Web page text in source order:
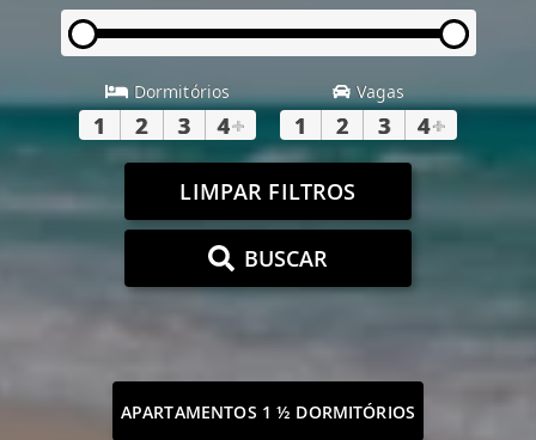
Dormitórios
1 2 3 4+
Vagas
1 2 3 4+
LIMPAR FILTROS
BUSCAR
APARTAMENTOS 1 ½ DORMITÓRIOS